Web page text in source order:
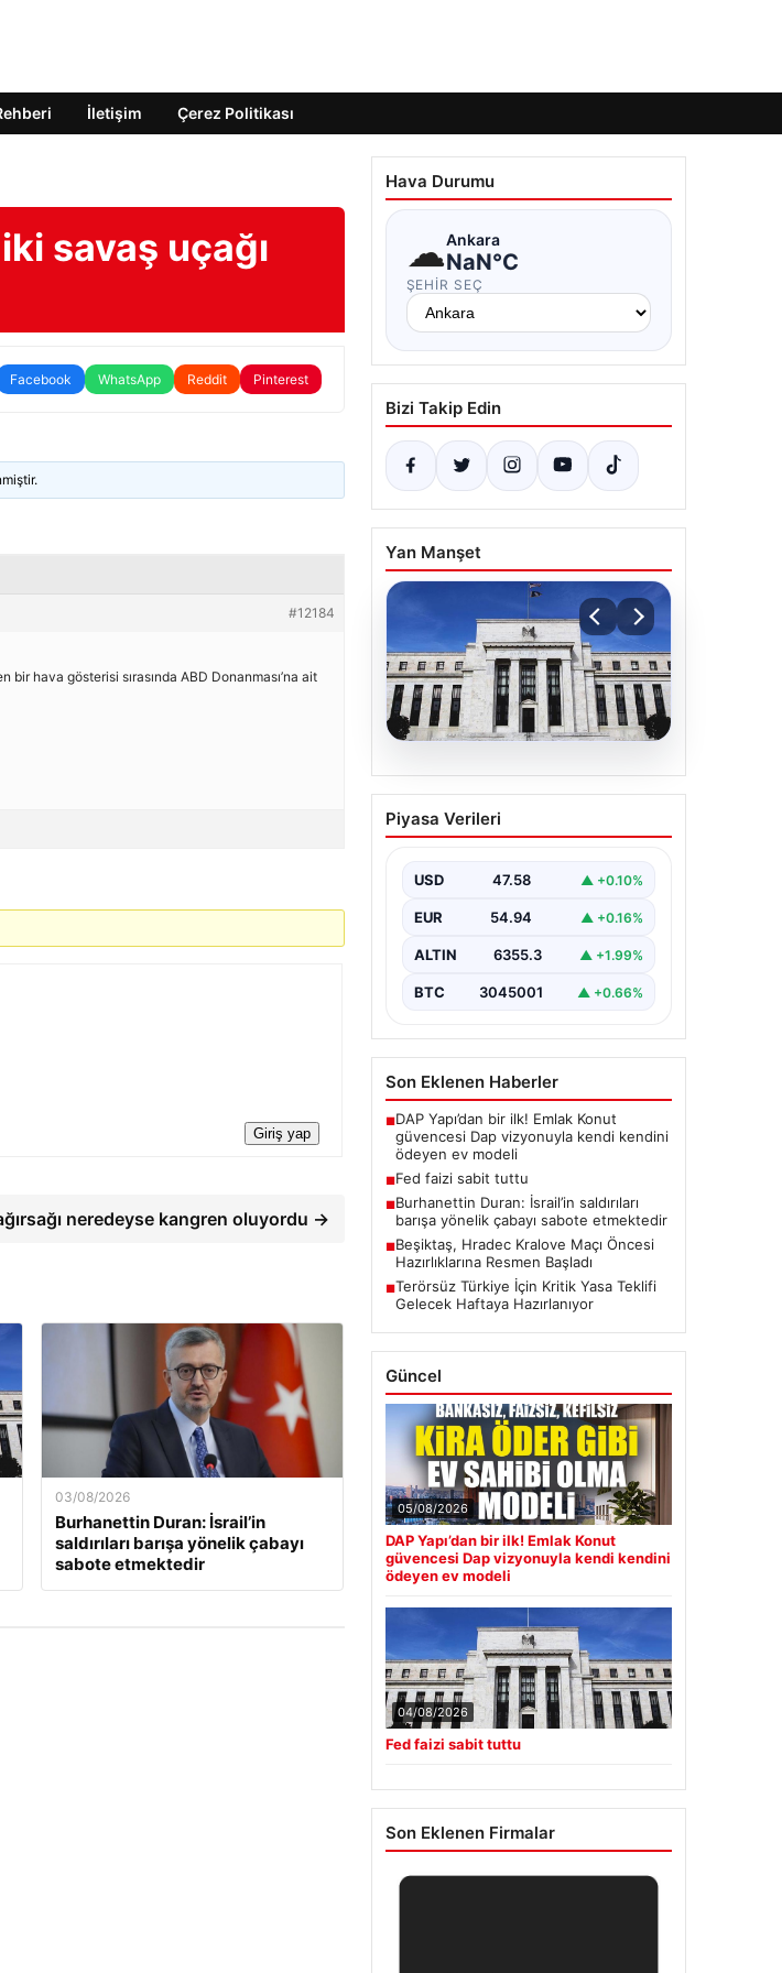
İletişim Çerez Politikası
savaş uçağı
Facebook WhatsApp Reddit Pinterest
#12184
hava gösterisi sırasında ABD Donanması’na ait
Giriş yap
neredeyse kangren oluyordu →
03/08/2026
Burhanettin Duran: İsrail’in
saldırıları barışa yönelik çabayı
sabote etmektedir
Hava Durumu
☁Ankara
NaN°C
ŞEHIR SEÇ
Bizi Takip Edin
Yan Manşet
04.08.2026
Fed faizi sabit tuttu
Piyasa Verileri
USD 47.58 ▲ +0.10%
EUR 54.94 ▲ +0.16%
ALTIN 6355.3 ▲ +1.99%
BTC 3045001 ▲ +0.66%
Son Eklenen Haberler
■DAP Yapı’dan bir ilk! Emlak Konut
güvencesi Dap vizyonuyla kendi kendini
ödeyen ev modeli
■Fed faizi sabit tuttu
■Burhanettin Duran: İsrail’in saldırıları
barışa yönelik çabayı sabote etmektedir
■Beşiktaş, Hradec Kralove Maçı Öncesi
Hazırlıklarına Resmen Başladı
■Terörsüz Türkiye İçin Kritik Yasa Teklifi
Gelecek Haftaya Hazırlanıyor
Güncel
05/08/2026
DAP Yapı’dan bir ilk! Emlak Konut
güvencesi Dap vizyonuyla kendi kendini
ödeyen ev modeli
04/08/2026
Fed faizi sabit tuttu
Son Eklenen Firmalar